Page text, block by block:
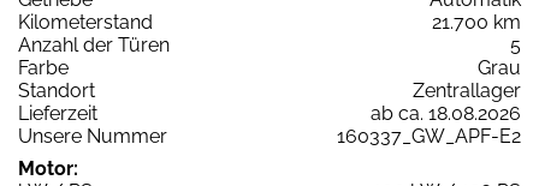
Kilometerstand
21.700 km
Anzahl der Türen
5
Farbe
Grau
Standort
Zentrallager
Lieferzeit
ab ca. 18.08.2026
Unsere Nummer
160337_GW_APF-E2
Motor: